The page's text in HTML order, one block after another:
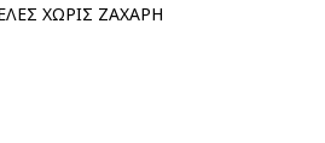
ΧΩΡΙΣ ΖΑΧΑΡΗ